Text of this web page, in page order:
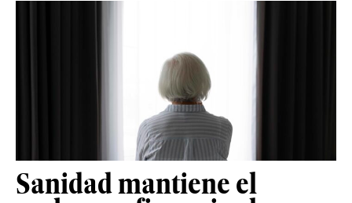
Sanidad mantiene el